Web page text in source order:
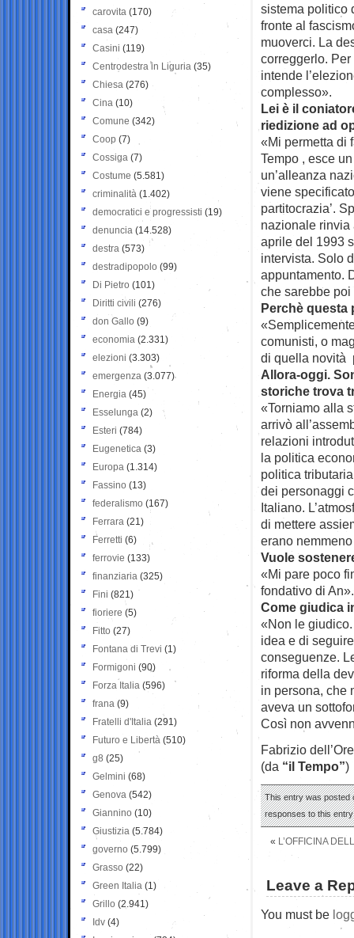
sistema politico
fronte al
muoverci. La
correggerlo.
intende
complesso».
Lei è il
riedizione ad
«Mi permetta di
Tempo , esce
un’alleanza
viene
partitocrazia’.
nazionale rinvia
aprile del 1993
intervista. Solo
appuntamento.
che sarebbe
Perchè questa
comunisti, o
di quella novità
Allora-oggi.
storiche trova
«Torniamo alla
arrivò
relazioni
la politica
politica
dei personaggi
Italiano.
di mettere
erano
Vuole
«Mi pare poco
fondativo di An».
Come giudica
«Non le
idea e di
conseguenze.
riforma della
in persona, che
aveva un
Così non
Fabrizio
(da “il Tempo”)
This entry was posted
responses to this
« L’OFFICINA
Leave a
You must be
carovita (170)
casa (247)
Casini (119)
Centrodestra in Liguria (35)
Chiesa (276)
Cina (10)
Comune (342)
Coop (7)
Cossiga (7)
Costume (5.581)
criminalità (1.402)
democratici e progressisti (19)
denuncia (14.528)
destra (573)
destradipopolo (99)
Di Pietro (101)
Diritti civili (276)
don Gallo (9)
economia (2.331)
elezioni (3.303)
emergenza (3.077)
Energia (45)
Esselunga (2)
Esteri (784)
Eugenetica (3)
Europa (1.314)
Fassino (13)
federalismo (167)
Ferrara (21)
Ferretti (6)
ferrovie (133)
finanziaria (325)
Fini (821)
fioriere (5)
Fitto (27)
Fontana di Trevi (1)
Formigoni (90)
Forza Italia (596)
frana (9)
Fratelli d'Italia (291)
Futuro e Libertà (510)
g8 (25)
Gelmini (68)
Genova (542)
Giannino (10)
Giustizia (5.784)
governo (5.799)
Grasso (22)
Green Italia (1)
Grillo (2.941)
Idv (4)